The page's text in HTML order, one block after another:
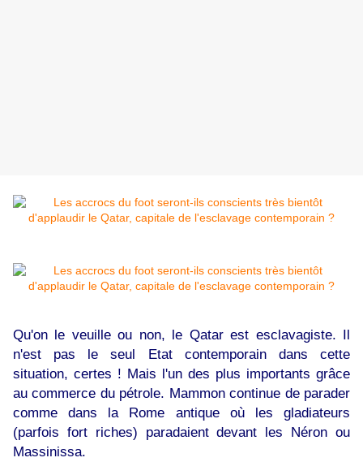
Qu'on le veuille ou non, le Qatar est esclavagiste. Il
n'est pas le seul Etat contemporain dans cette
situation, certes ! Mais l'un des plus importants grâce
au commerce du pétrole. Mammon continue de parader
comme dans la Rome antique où les gladiateurs
(parfois fort riches) paradaient devant les Néron ou
Massinissa.